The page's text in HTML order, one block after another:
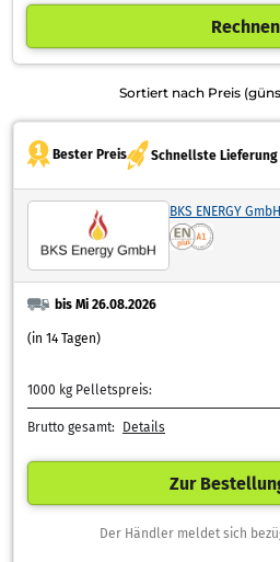
Rechnen
Sortiert nach Preis
Bester Preis Schnellste Lieferung
BKS ENERGY GmbH
bis Mi 26.08.2026
(in 14 Tagen)
1000 kg Pelletspreis:
Brutto gesamt: Details
Zur
Der Händler meldet sich